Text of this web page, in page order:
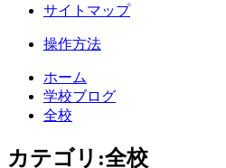
サイトマップ
操作方法
ホーム
学校ブログ
全校
カテゴリ:全校